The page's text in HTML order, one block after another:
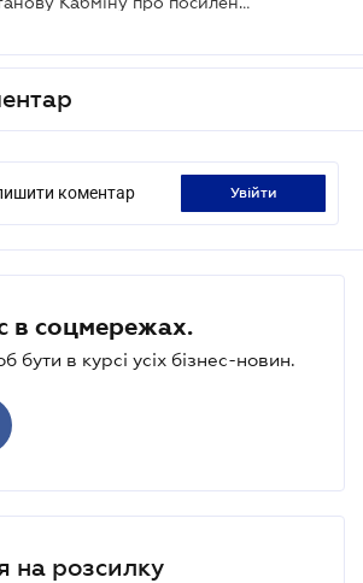
коментар увійти
в соцмережах.
бути в курсі усіх бізнес-новин.
на розсилку